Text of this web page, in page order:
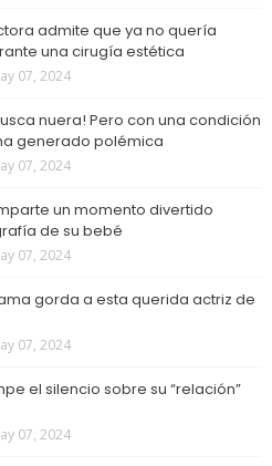
admite que ya no quería
una cirugía estética
07, 2024
nuera! Pero con una condición
generado polémica
07, 2024
un momento divertido
de su bebé
07, 2024
gorda a esta querida actriz de
07, 2024
el silencio sobre su “relación”
07, 2024